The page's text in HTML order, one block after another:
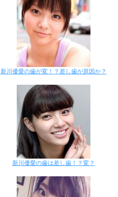
新川優愛の歯が変！？差し歯が原因か？
新川優愛の歯は差し歯！？変？